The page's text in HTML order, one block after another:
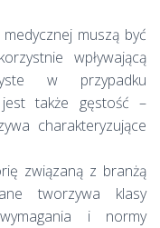
muszą być
wpływającą
w przypadku
jest także gęstość –
charakteryzujące
związaną z branżą
tworzywa klasy
i normy